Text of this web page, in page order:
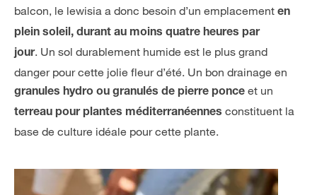
balcon, le lewisia a donc besoin d’un emplacement en
plein soleil, durant au moins quatre heures par
jour. Un sol durablement humide est le plus grand
danger pour cette jolie fleur d’été. Un bon drainage en
granules hydro ou granulés de pierre ponce et un
terreau pour plantes méditerranéennes constituent la
base de culture idéale pour cette plante.